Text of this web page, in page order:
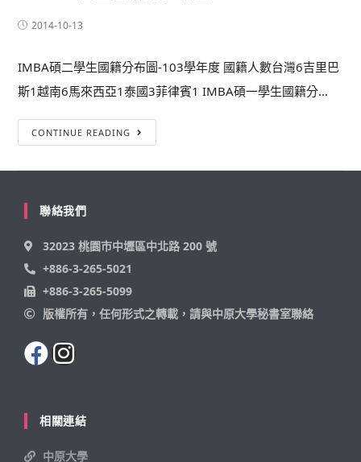
2014-10-13
IMBA碩二學生國籍分布圖-103學年度 國籍人數台灣6吉里巴
斯1越南6馬來西亞1泰國3菲律賓1 IMBA碩一學生國籍分...
CONTINUE READING
聯絡我們
32023 桃園市中壢區中北路 200 號
+886-3-265-5021
+886-3-265-5099
版權所有，任何形式之轉載，請與中原大學秘書室聯絡
相關連結
中原大學